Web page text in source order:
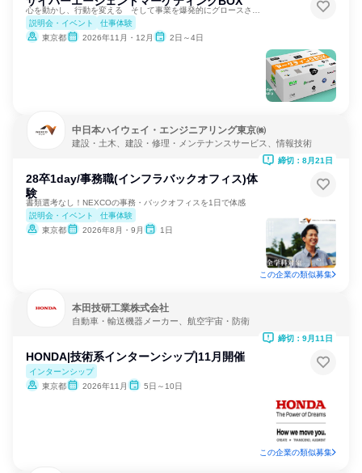
説明会・イベント
仕事体験
東京都
2026年11月・12月 2日～4日
中日本ハイウェイ・エンジニアリング東京㈱
建設・土木、建設・修理・メンテナンスサービス、情報技術
28卒1day/事務職(インフラバックオフィス)体
験
書類選考なし！NEXCOの事務・バックオフィスを1日で体感
説明会・イベント
仕事体験
東京都
2026年8月・9月 1日
締切：8月21日
この企業の類似募集
本田技研工業株式会社
自動車・輸送機器メーカー、航空宇宙・防衛
HONDA|技術系インターンシップ|11月開催
インターンシップ
東京都
2026年11月 5日～10日
締切：9月11日
この企業の類似募集